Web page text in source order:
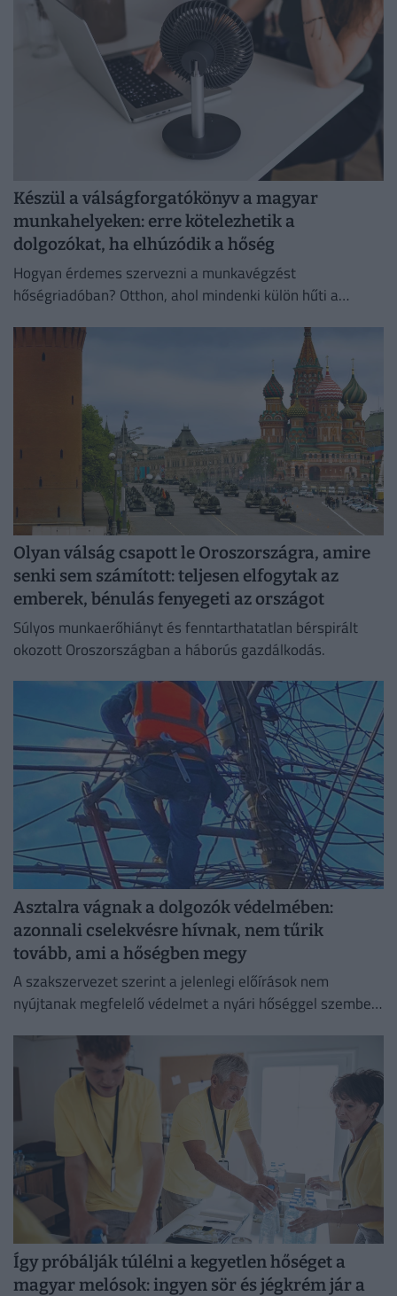
Készül a válságforgatókönyv a magyar
munkahelyeken: erre kötelezhetik a
dolgozókat, ha elhúzódik a hőség
Hogyan érdemes szervezni a munkavégzést
hőségriadóban? Otthon, ahol mindenki külön hűti a
irodaházban, ahol a hűtés központilag működik.
Olyan válság csapott le Oroszországra, amire
senki sem számított: teljesen elfogytak az
emberek, bénulás fenyegeti az országot
Súlyos munkaerőhiányt és fenntarthatatlan bérspirált
okozott Oroszországban a háborús gazdálkodás.
Asztalra vágnak a dolgozók védelmében:
azonnali cselekvésre hívnak, nem tűrik
tovább, ami a hőségben megy
A szakszervezet szerint a jelenlegi előírások nem
nyújtanak megfelelő védelmet a nyári hőséggel szemben,
védelmében.
Így próbálják túlélni a kegyetlen hőséget a
magyar melósok: ingyen sör és jégkrém jár a